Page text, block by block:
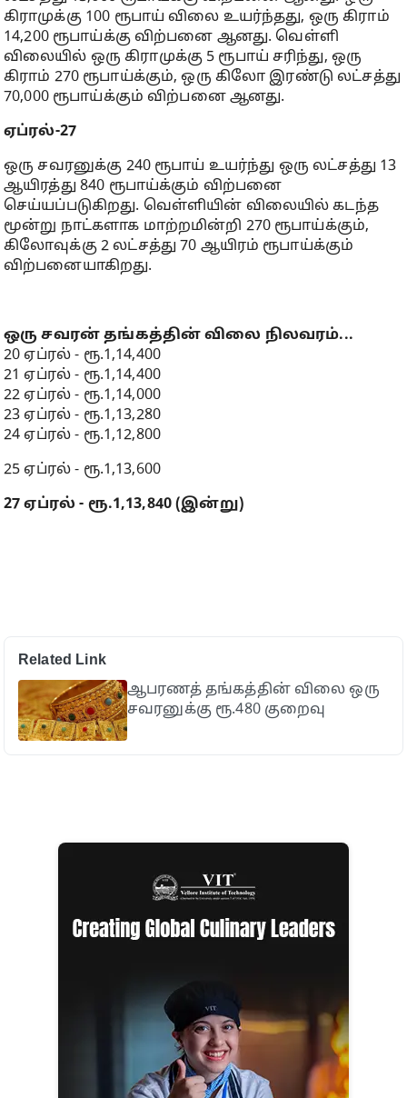
கிராமுக்கு 100 ரூபாய் விலை உயர்ந்தது, ஒரு கிராம்
14,200 ரூபாய்க்கு விற்பனை ஆனது. வெள்ளி
விலையில் ஒரு கிராமுக்கு 5 ரூபாய் சரிந்து, ஒரு
கிராம் 270 ரூபாய்க்கும், ஒரு கிலோ இரண்டு லட்சத்து
70,000 ரூபாய்க்கும் விற்பனை ஆனது.
ஏப்ரல்-27
ஒரு சவரனுக்கு 240 ரூபாய் உயர்ந்து ஒரு லட்சத்து 13
ஆயிரத்து 840 ரூபாய்க்கும் விற்பனை
செய்யப்படுகிறது. வெள்ளியின் விலையில் கடந்த
மூன்று நாட்களாக மாற்றமின்றி 270 ரூபாய்க்கும்,
கிலோவுக்கு 2 லட்சத்து 70 ஆயிரம் ரூபாய்க்கும்
விற்பனையாகிறது.
ஒரு சவரன் தங்கத்தின் விலை நிலவரம்...
20 ஏப்ரல் - ரூ.1,14,400
21 ஏப்ரல் - ரூ.1,14,400
22 ஏப்ரல் - ரூ.1,14,000
23 ஏப்ரல் - ரூ.1,13,280
24 ஏப்ரல் - ரூ.1,12,800
25 ஏப்ரல் - ரூ.1,13,600
27 ஏப்ரல் - ரூ.1,13,840 (இன்று)
Related Link
ஆபரணத் தங்கத்தின் விலை ஒரு
சவரனுக்கு ரூ.480 குறைவு